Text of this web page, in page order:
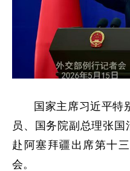
国家主席习近平特
员、国务院副总理张
赴阿塞拜疆出席第十
会。